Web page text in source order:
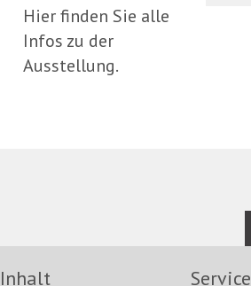
Hier finden Sie alle
Infos zu der
Ausstellung.
Inhalt Service